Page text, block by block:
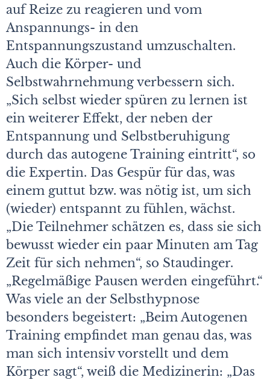
auf Reize zu reagieren und vom
Anspannungs- in den
Entspannungszustand umzuschalten.
Auch die Körper- und
Selbstwahrnehmung verbessern sich.
„Sich selbst wieder spüren zu lernen ist
ein weiterer Effekt, der neben der
Entspannung und Selbstberuhigung
durch das autogene Training eintritt“, so
die Expertin. Das Gespür für das, was
einem guttut bzw. was nötig ist, um sich
(wieder) entspannt zu fühlen, wächst.
„Die Teilnehmer schätzen es, dass sie sich
bewusst wieder ein paar Minuten am Tag
Zeit für sich nehmen“, so Staudinger.
„Regelmäßige Pausen werden eingeführt.“
Was viele an der Selbsthypnose
besonders begeistert: „Beim Autogenen
Training empfindet man genau das, was
man sich intensiv vorstellt und dem
Körper sagt“, weiß die Medizinerin: „Das